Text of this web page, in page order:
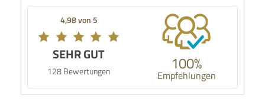
4,98 von 5
SEHR GUT
128 Bewertungen 100%
Empfehlungen